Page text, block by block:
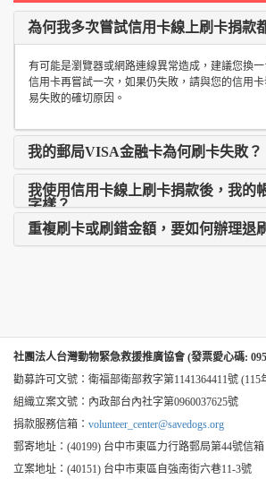
為何我多次嘗試信用卡線上刷卡捐款
有可能是瀏覽器或網路連線異常造成，建議您換
信用卡再嘗試一次，如果仍失敗，請與您的信用
易失敗的確切原因。
我的郵局VISA金融卡為何刷卡失敗？
我使用信用卡線上刷卡捐款後，我的
字樣？
重複刷卡或刷錯金額，要如何辦理退
社團法人台灣動物緊急救援推廣協會 (發票愛心碼:
勸募許可文號：衛福部衛部救字第1141364411號 (115
組織立案文號：內政部台內社字第0960037625號
捐款服務信箱： volunteer_center@savedogs.org
郵寄地址：(40199) 台中市東區力行路郵局第44號信箱
立案地址：(40151) 台中市東區自強南街六巷11-3號